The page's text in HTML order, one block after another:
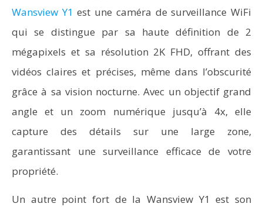
Wansview Y1 est une caméra de surveillance WiFi
qui se distingue par sa haute définition de 2
mégapixels et sa résolution 2K FHD, offrant des
vidéos claires et précises, même dans l’obscurité
grâce à sa vision nocturne. Avec un objectif grand
angle et un zoom numérique jusqu’à 4x, elle
capture des détails sur une large zone,
garantissant une surveillance efficace de votre
propriété.
Un autre point fort de la Wansview Y1 est son